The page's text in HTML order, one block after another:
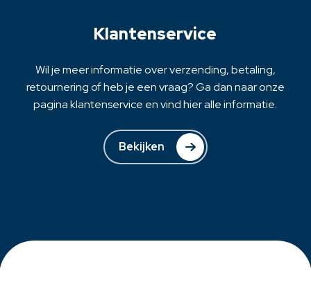
productpagina
Klantenservice
Wil je meer informatie over verzending, betaling,
retournering of heb je een vraag? Ga dan naar onze
pagina klantenservice en vind hier alle informatie.
Bekijken